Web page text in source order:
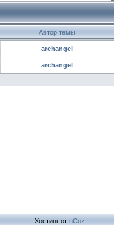
Автор темы
archangel
archangel
Хостинг от uCoz